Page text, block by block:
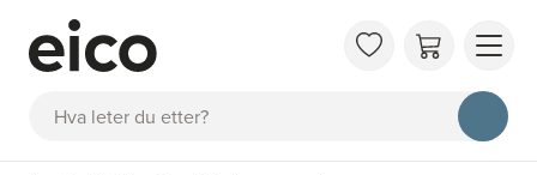
Søk
OM
FAQ